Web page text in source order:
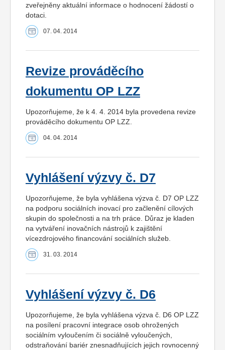
zveřejněny aktuální informace o hodnocení žádostí o
dotaci.
07. 04. 2014
Revize prováděcího
dokumentu OP LZZ
Upozorňujeme, že k 4. 4. 2014 byla provedena revize
prováděcího dokumentu OP LZZ.
04. 04. 2014
Vyhlášení výzvy č. D7
Upozorňujeme, že byla vyhlášena výzva č. D7 OP LZZ
na podporu sociálních inovací pro začlenění cílových
skupin do společnosti a na trh práce. Důraz je kladen
na vytváření inovačních nástrojů k zajištění
vícezdrojového financování sociálních služeb.
31. 03. 2014
Vyhlášení výzvy č. D6
Upozorňujeme, že byla vyhlášena výzva č. D6 OP LZZ
na posílení pracovní integrace osob ohrožených
sociálním vyloučením či sociálně vyloučených,
odstraňování bariér znesnadňujících jejich rovnocenný